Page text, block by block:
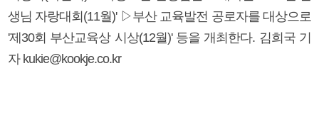
생님 자랑대회(11월)' ▷부산 교육발전 공로자를 대상으로
'제30회 부산교육상 시상(12월)' 등을 개최한다. 김희국 기
자 kukie@kookje.co.kr